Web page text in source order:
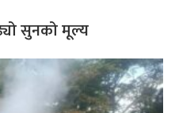
सुनको मूल्य